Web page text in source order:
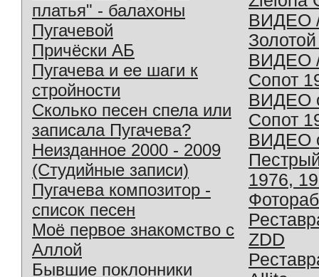
платья" - балахоны
Пугачевой
Причёски АБ
Пугачева и ее шаги к
стройности
Сколько песен спела или
записала Пугачева?
Неизданное 2000 - 2009
(Студийные записи)
Пугачева композитор -
список песен
Моё первое знакомство с
Аллой
Бывшие поклонники
ВИДЕО
ВИДЕО
Сопот
ВИДЕО
Сопот
ВИДЕО
1976,
ZDD